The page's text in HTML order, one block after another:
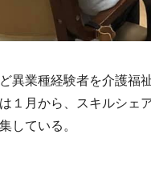
異業種経験者を介護福
１月から、スキルシェ
している。